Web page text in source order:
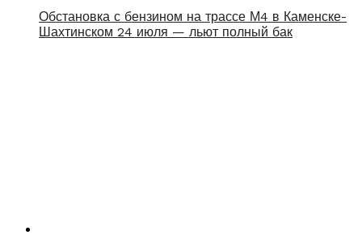
Обстановка с бензином на трассе М4 в Каменске-
Шахтинском 24 июля — льют полный бак